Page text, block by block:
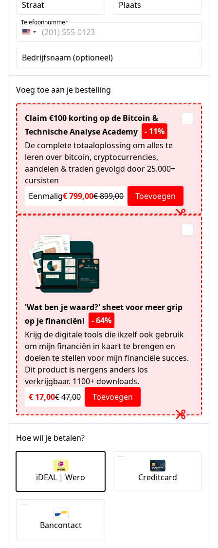
Straat Plaats
Verenigde
Staten
+1
Telefoonnummer
Bedrijfsnaam (optioneel)
Voeg toe aan je bestelling
Claim €100 korting op de Bitcoin &
Technische Analyse Academy
- 11%
De complete totaaloplossing om alles te
leren over bitcoin, cryptocurrencies,
aandelen & traden gevolgd door 25.000+
cursisten
Eenmalig€ 799,00€ 899,00 Toevoegen
'Wat ben je waard?' sheet voor meer grip
op je financiën!
- 64%
Krijg de digitale tools die ikzelf ook gebruik
om mijn financiën in kaart te brengen en
doelen te stellen voor mijn financiële succes.
Dit product is nergens anders los
verkrijgbaar. 1100+ downloads.
€ 17,00€ 47,00 Toevoegen
Hoe wil je betalen?
iDEAL | Wero Creditcard
Bancontact